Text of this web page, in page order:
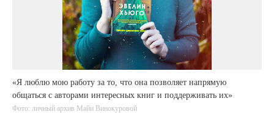
«Я люблю мою работу за то, что она позволяет напрямую
общаться с авторами интересных книг и поддерживать их»
Фото: личный архив Майи Винокуровой